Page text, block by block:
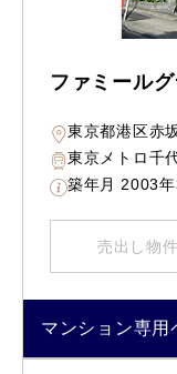
ファミール
東京都港区赤
東京メトロ千
築年月 2003年
売出し物
マンション専用